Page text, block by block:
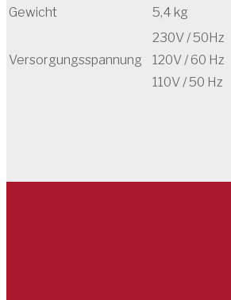
Gewicht
5,4 kg
Versorgungsspannung
230V / 50Hz
120V / 60 Hz
110V / 50 Hz